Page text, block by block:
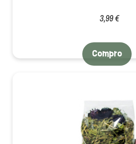
3,99 €
Compro